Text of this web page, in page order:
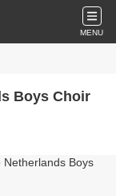
MENU
Boys Choir